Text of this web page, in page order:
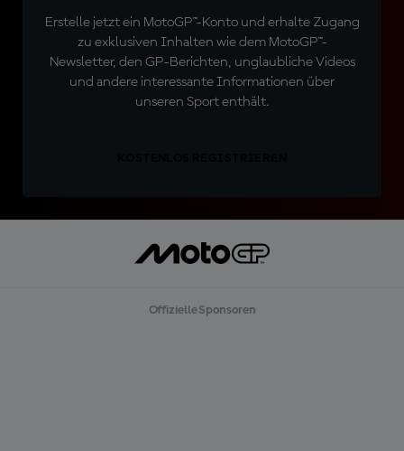
Erstelle jetzt ein MotoGP™-Konto und erhalte Zugang
zu exklusiven Inhalten wie dem MotoGP™-
Newsletter, den GP-Berichten, unglaubliche Videos
und andere interessante Informationen über
unseren Sport enthält.
Offizielle Sponsoren